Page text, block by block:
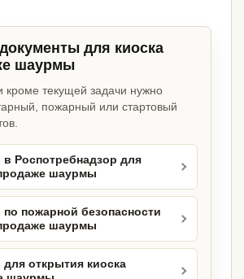
для киоска
шаурмы
кроме текущей задачи нужно
пожарный или стартовый
Роспотребнадзор для
шаурмы
пожарной безопасности
шаурмы
открытия киоска